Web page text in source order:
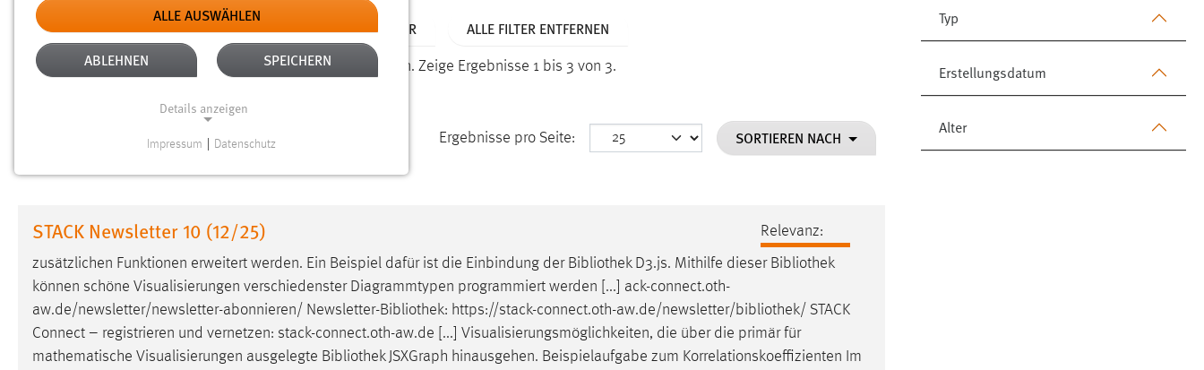
Typ
Erstellungsdatum
Alter
Aktive Filter: TYP: SEITEN ALTER: 6 MONATE BIS 1 JAHR ALLE FILTER ENTFERNEN
Gesucht nach "bibliothek". Es wurden 3 Ergebnisse gefunden. Zeige Ergebnisse 1 bis 3 von 3.
Ergebnisse pro Seite: SORTIEREN NACH
STACK Newsletter 10 (12/25)
Relevanz:
zusätzlichen Funktionen erweitert werden. Ein Beispiel dafür ist die Einbindung der BibliothekD3.js. Mithilfe dieser Bibliothek
können schöne Visualisierungen verschiedenster Diagrammtypen programmiert werden [...] ack-connect.oth-
aw.de/newsletter/newsletter-abonnieren/ Newsletter-Bibliothek: https://stack-connect.oth-aw.de/newsletter/bibliothek/ STACK
Connect – registrieren und vernetzen: stack-connect.oth-aw.de [...] Visualisierungsmöglichkeiten, die über die primär für
mathematische Visualisierungen ausgelegte BibliothekJSXGraph hinausgehen. Beispielaufgabe zum Korrelationskoeffizienten Im
ALLE AUSWÄHLEN
ABLEHNEN SPEICHERN
Details anzeigen
Website erforderlich.
Einverständnis
Name: cookie_consent
ausgewählten Einverständnis-Optionen
Impressum Datenschutz